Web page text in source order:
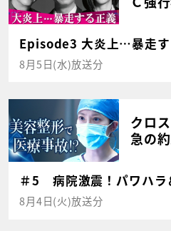
Episode3 大炎上…暴走す
8月5日(水)放送分
クロ
急の
＃5 病院激震！パワハラ
8月4日(火)放送分